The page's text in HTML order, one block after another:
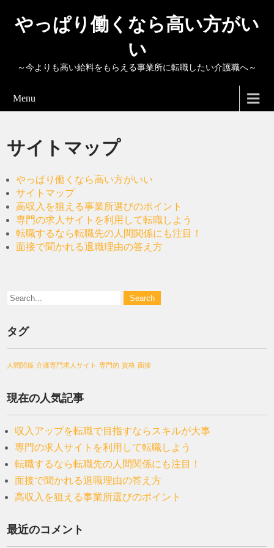
やっぱり働くなら高い方がい
い
～今よりも高い給料をもらえる事業所に転職したい介護職へ～
Menu
サイトマップ
やっぱり働くなら高い方がいい
サイトマップ
高収入を狙える事業所選びのポイント
専門の求人サイトを利用して転職しよう
転職するなら転職先の人間関係にも注目！
面接で聞かれる退職理由の答え方
タグ
人間関係 介護専門求人サイト 専門的 資格 面接
現在の人気記事
収入アップを転職で目指すならスキルが大事
専門の求人サイトを利用して転職しよう
転職するなら転職先の人間関係にも注目！
面接で聞かれる退職理由の答え方
高収入を狙える事業所選びのポイント
最近のコメント